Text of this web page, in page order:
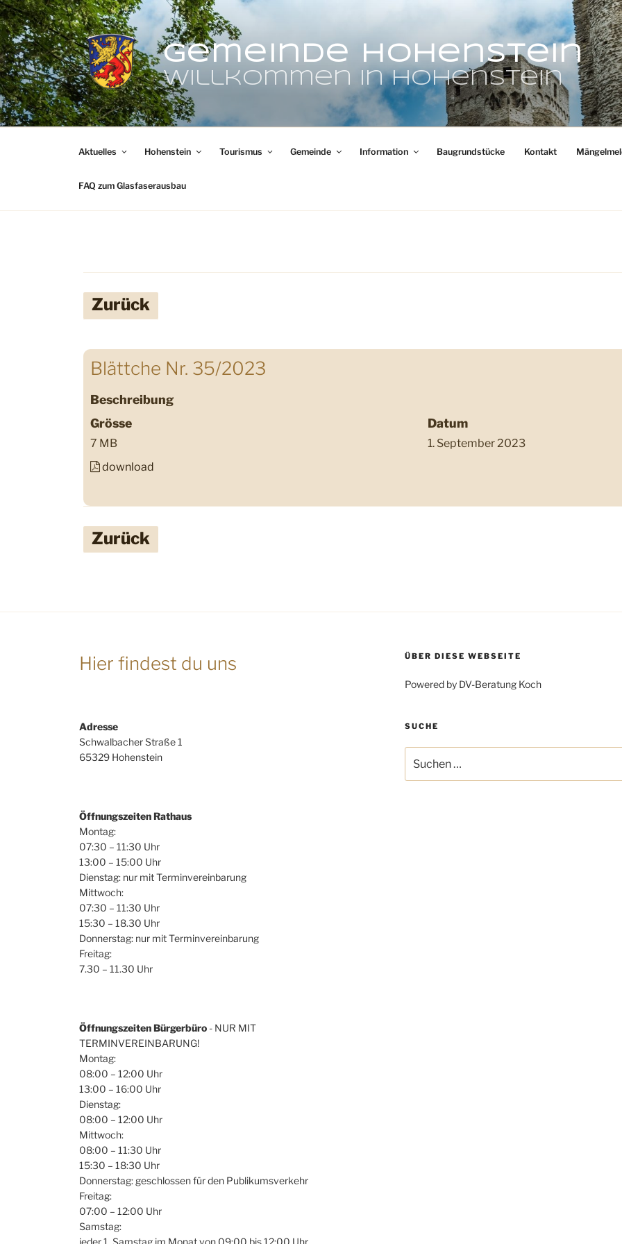
Zum
Inhalt
springen
Gemeinde Hohenstein
Willkommen in Hohenstein
Aktuelles Hohenstein Tourismus Gemeinde Information Baugrundstücke Kontakt
FAQ zum Glasfaserausbau
Zurück
Blättche Nr. 35/2023
Beschreibung
Grösse
7 MB
Datum
1. September 2023
download
Zurück
Hier findest du uns
Adresse
Schwalbacher Straße 1
65329 Hohenstein
Öffnungszeiten Rathaus
Montag:
07:30 – 11:30 Uhr
13:00 – 15:00 Uhr
Dienstag: nur mit Terminvereinbarung
Mittwoch:
07:30 – 11:30 Uhr
15:30 – 18.30 Uhr
Donnerstag: nur mit Terminvereinbarung
Freitag:
7.30 – 11.30 Uhr
Öffnungszeiten Bürgerbüro - NUR MIT
TERMINVEREINBARUNG!
Montag:
08:00 – 12:00 Uhr
13:00 – 16:00 Uhr
Dienstag:
08:00 – 12:00 Uhr
Mittwoch:
08:00 – 11:30 Uhr
15:30 – 18:30 Uhr
Donnerstag: geschlossen für den Publikumsverkehr
Freitag:
07:00 – 12:00 Uhr
Samstag:
jeder 1. Samstag im Monat von 09:00 bis 12:00 Uhr
ÜBER DIESE WEBSEITE
Powered by DV-Beratung Koch
SUCHE
nach: